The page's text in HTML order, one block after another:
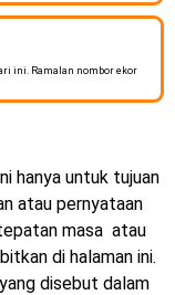
ini. Ramalan nombor ekor
hanya untuk tujuan
atau pernyataan
masa atau
di halaman ini.
disebut dalam